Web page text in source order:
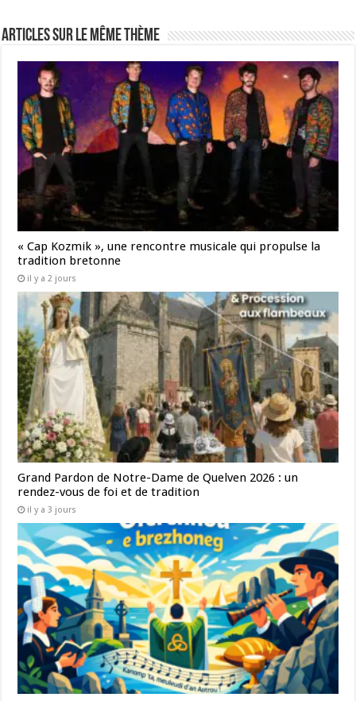
Articles sur le même thème
« Cap Kozmik », une rencontre musicale qui propulse la
tradition bretonne
il y a 2 jours
Grand Pardon de Notre-Dame de Quelven 2026 : un
rendez-vous de foi et de tradition
il y a 3 jours